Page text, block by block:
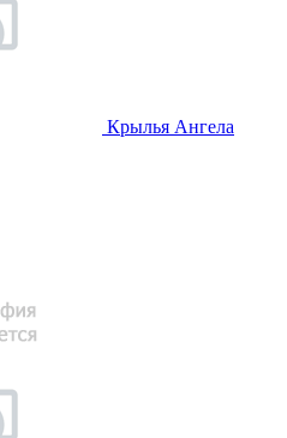
Крылья Ангела